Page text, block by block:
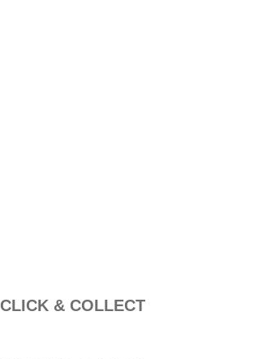
CLICK & COLLECT